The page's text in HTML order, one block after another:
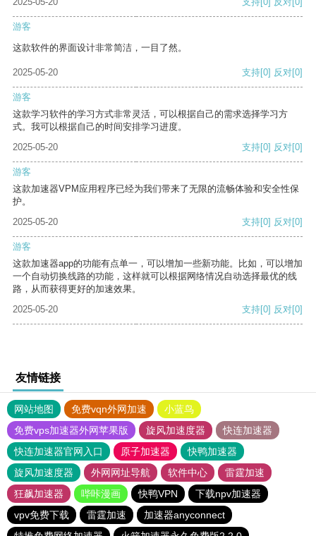
游客
这款软件的界面设计非常简洁，一目了然。
2025-05-20 支持[0] 反对[0]
游客
这款学习软件的学习方式非常灵活，可以根据自己的需求选择学习方
式。我可以根据自己的时间安排学习进度。
2025-05-20
支持[0] 反对[0]
游客
这款加速器VPM应用程序已经为我们带来了无限的流畅体验和安全性保
护。
2025-05-20
支持[0] 反对[0]
游客
这款加速器app的功能有点单一，可以增加一些新功能。比如，可以增加
一个自动切换线路的功能，这样就可以根据网络情况自动选择最优的线
路，从而获得更好的加速效果。
2025-05-20
支持[0] 反对[0]
友情链接
网站地图 免费vqn外网加速
小蓝鸟
免费vps加速器外网苹果版
旋风加速度器
快连加速器
快连加速器官网入口
原子加速器
快鸭加速器
旋风加速度器
外网网址导航 软件中心
雷霆加速
狂飙加速器
哔咔漫画 快鸭VPN
下载npv加速器
vpv免费下载
雷霆加速
加速器anyconnect